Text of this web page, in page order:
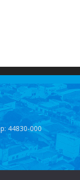
44830-000